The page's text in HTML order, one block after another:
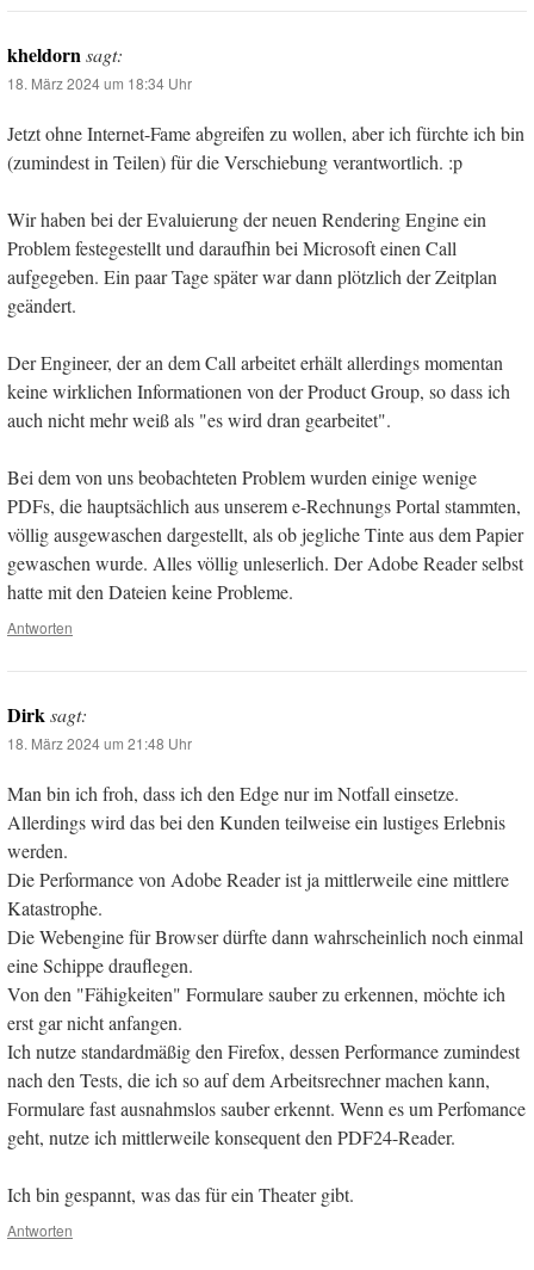
kheldornsagt:
18. März 2024 um 18:34 Uhr
Jetzt ohne Internet-Fame abgreifen zu wollen, aber ich fürchte ich bin
(zumindest in Teilen) für die Verschiebung verantwortlich. :p
Wir haben bei der Evaluierung der neuen Rendering Engine ein
Problem festegestellt und daraufhin bei Microsoft einen Call
aufgegeben. Ein paar Tage später war dann plötzlich der Zeitplan
geändert.
Der Engineer, der an dem Call arbeitet erhält allerdings momentan
keine wirklichen Informationen von der Product Group, so dass ich
auch nicht mehr weiß als "es wird dran gearbeitet".
Bei dem von uns beobachteten Problem wurden einige wenige
PDFs, die hauptsächlich aus unserem e-Rechnungs Portal stammten,
völlig ausgewaschen dargestellt, als ob jegliche Tinte aus dem Papier
gewaschen wurde. Alles völlig unleserlich. Der Adobe Reader selbst
hatte mit den Dateien keine Probleme.
Antworten
Dirksagt:
18. März 2024 um 21:48 Uhr
Man bin ich froh, dass ich den Edge nur im Notfall einsetze.
Allerdings wird das bei den Kunden teilweise ein lustiges Erlebnis
werden.
Die Performance von Adobe Reader ist ja mittlerweile eine mittlere
Katastrophe.
Die Webengine für Browser dürfte dann wahrscheinlich noch einmal
eine Schippe drauflegen.
Von den "Fähigkeiten" Formulare sauber zu erkennen, möchte ich
erst gar nicht anfangen.
Ich nutze standardmäßig den Firefox, dessen Performance zumindest
nach den Tests, die ich so auf dem Arbeitsrechner machen kann,
Formulare fast ausnahmslos sauber erkennt. Wenn es um Perfomance
geht, nutze ich mittlerweile konsequent den PDF24-Reader.
Ich bin gespannt, was das für ein Theater gibt.
Antworten